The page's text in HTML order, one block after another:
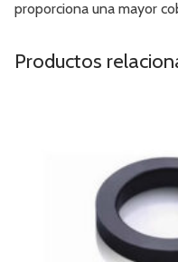
proporciona una mayor
Productos